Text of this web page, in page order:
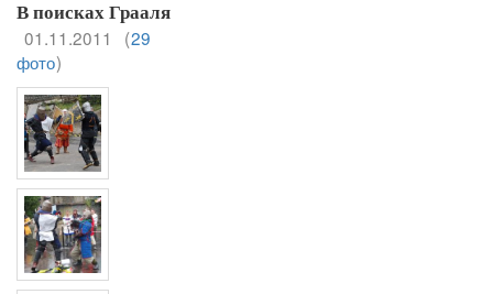
В поисках Грааля
01.11.2011 (29
фото)